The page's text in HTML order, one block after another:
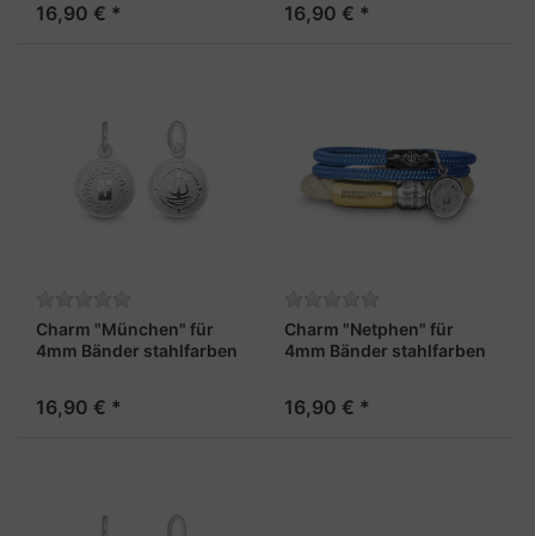
16,90 € * 16,90 € *
Charm "München" für
4mm Bänder stahlfarben
16,90 € *
Charm "Netphen" für
4mm Bänder stahlfarben
16,90 € *